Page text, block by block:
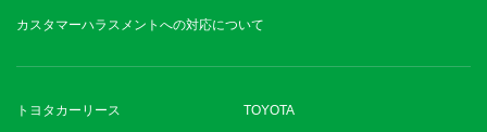
カスタマーハラスメントへの対応について
トヨタカーリース TOYOTA